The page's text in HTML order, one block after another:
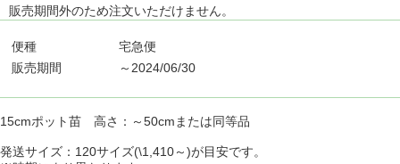
販売期間外のため注文いただけません。
便種
宅急便
販売期間
～2024/06/30
15cmポット苗 高さ：～50cmまたは同等品
発送サイズ：120サイズ(\1,410～)が目安です。